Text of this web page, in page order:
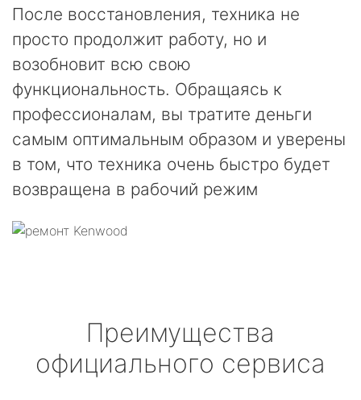
После восстановления, техника не
просто продолжит работу, но и
возобновит всю свою
функциональность. Обращаясь к
профессионалам, вы тратите деньги
самым оптимальным образом и уверены
в том, что техника очень быстро будет
возвращена в рабочий режим
Преимущества
официального сервиса